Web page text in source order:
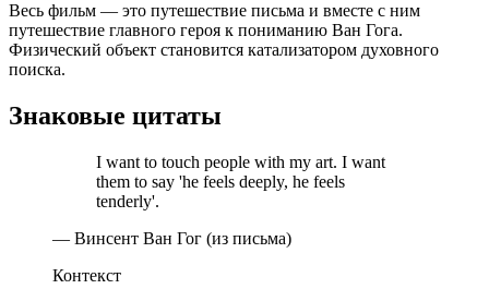
Весь фильм — это путешествие письма и вместе с ним
путешествие главного героя к пониманию Ван Гога.
Физический объект становится катализатором духовного
поиска.
Знаковые цитаты
I want to touch people with my art. I want
them to say 'he feels deeply, he feels
tenderly'.
— Винсент Ван Гог (из письма)
Контекст